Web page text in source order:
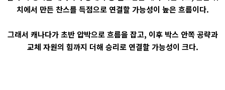
치에서 만든 찬스를 득점으로 연결할 가능성이 높은 흐름이다.
그래서 캐나다가 초반 압박으로 흐름을 잡고, 이후 박스 안쪽 공략과
교체 자원의 힘까지 더해 승리로 연결할 가능성이 크다.